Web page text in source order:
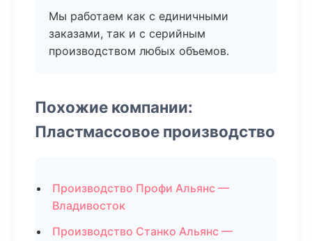
Мы работаем как с единичными
заказами, так и с серийным
производством любых объемов.
Похожие компании:
Пластмассовое производство
Производство Профи Альянс —
Владивосток
Производство Станко Альянс —